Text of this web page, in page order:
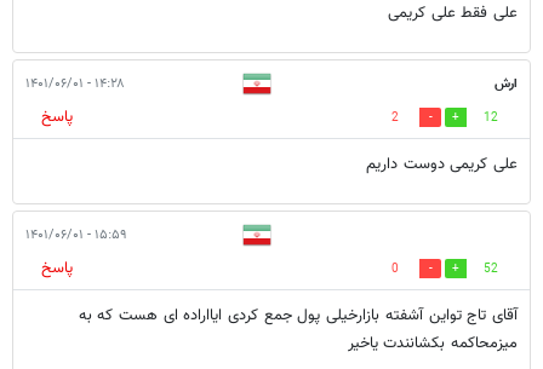
علی فقط علی کریمی
ارش ۱۴:۲۸ - ۱۴۰۱/۰۶/۰۱
12
2
پاسخ
علی کریمی دوست داریم
۱۵:۵۹ - ۱۴۰۱/۰۶/۰۱
52
0
پاسخ
آقای تاج تواین آشفته بازارخیلی پول جمع کردی ایااراده ای هست که به
میزمحاکمه بکشانندت یاخیر